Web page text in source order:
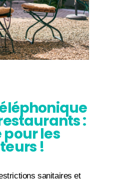
:
pour les
!
sanitaires et